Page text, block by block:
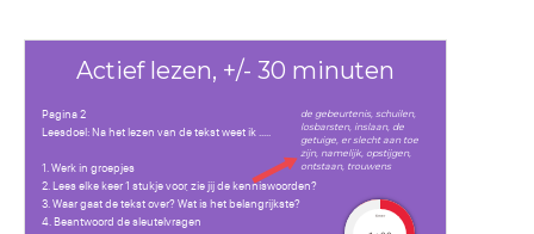
Actief lezen, +/- 30 minuten
Pagina 2
Leesdoel: Na het lezen van de tekst weet ik .....
1. Werk in groepjes
2. Lees elke keer 1 stukje voor, zie jij de kenniswoorden?
3. Waar gaat de tekst over? Wat is het belangrijkste?
4. Beantwoord de sleutelvragen
timer
de gebeurtenis, schuilen,
losbarsten, inslaan, de
getuige, er slecht aan toe
zijn, namelijk, opstijgen,
ontstaan, trouwens